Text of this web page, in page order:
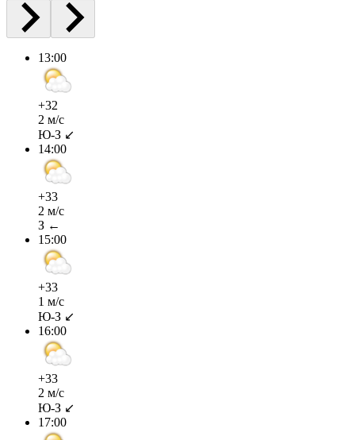
13:00
+32
2 м/с
Ю-З ↙
14:00
+33
2 м/с
З ←
15:00
+33
1 м/с
Ю-З ↙
16:00
+33
2 м/с
Ю-З ↙
17:00